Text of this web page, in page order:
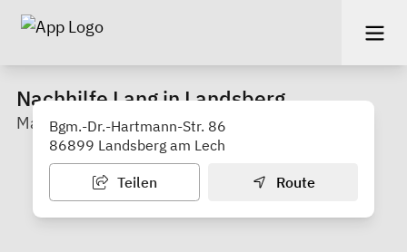
Nachhilfe Lang in Landsberg
Manuela Lang
Bgm.-Dr.-Hartmann-Str. 86
86899 Landsberg am Lech
Teilen Route